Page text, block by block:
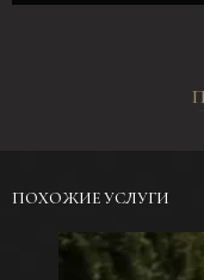
ПОХОЖИЕ УСЛУГИ